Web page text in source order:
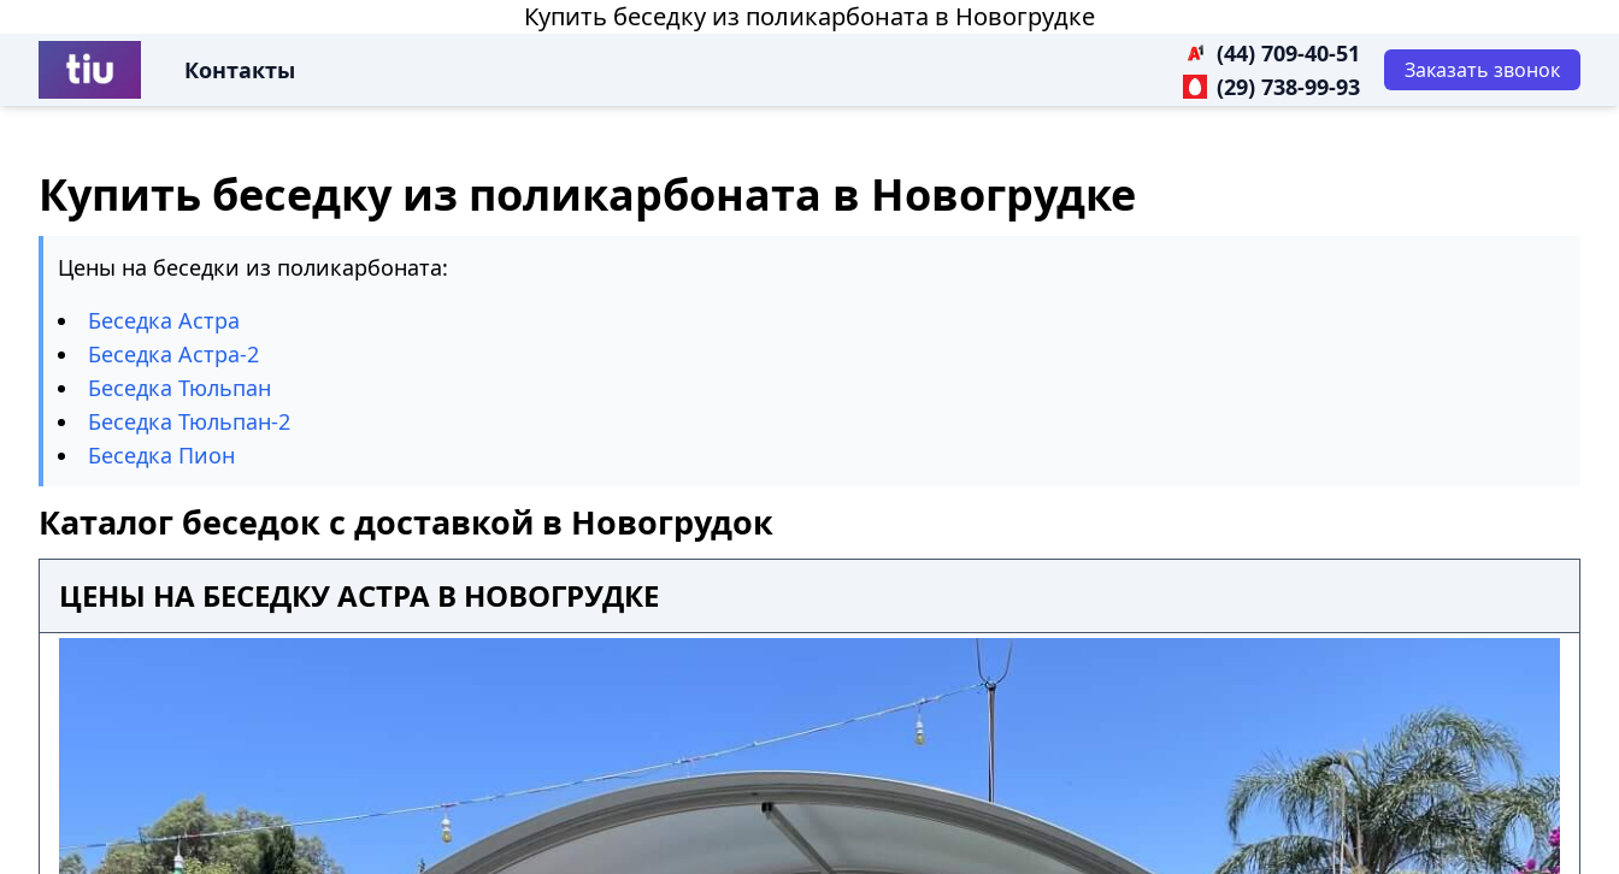
Купить беседку из поликарбоната в Новогрудке
Контакты
(44) 709-40-51
(29) 738-99-93
Заказать звонок
Купить беседку из поликарбоната в Новогрудке
Цены на беседки из поликарбоната:
Беседка Астра
Беседка Астра-2
Беседка Тюльпан
Беседка Тюльпан-2
Беседка Пион
Каталог беседок с доставкой в Новогрудок
ЦЕНЫ НА БЕСЕДКУ АСТРА В НОВОГРУДКЕ